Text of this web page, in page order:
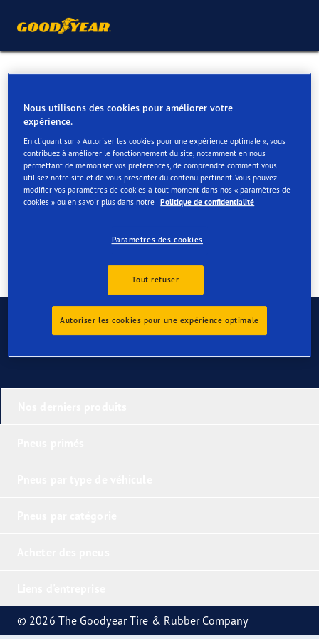
Retour liste
MOBILPNEU SPRL
Services disponibles en ligne et en magasin
Contact Services Avis
Contactez-nous
© 2026 The Goodyear Tire & Rubber Company
Nous utilisons des cookies pour améliorer votre
expérience.
En cliquant sur « Autoriser les cookies pour une expérience optimale », vous
contribuez à améliorer le fonctionnement du site, notamment en nous
permettant de mémoriser vos préférences, de comprendre comment vous
utilisez notre site et de vous présenter du contenu pertinent. Vous pouvez
modifier vos paramètres de cookies à tout moment dans nos « paramètres de
cookies » ou en savoir plus dans notre Politique de confidentialité
Paramètres des cookies
Tout refuser
Autoriser les cookies pour une expérience optimale